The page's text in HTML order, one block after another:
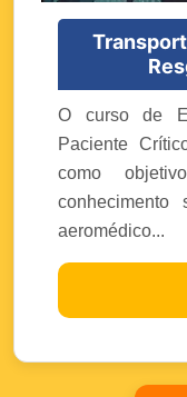
O curso de
Paciente
como
aeromédico...